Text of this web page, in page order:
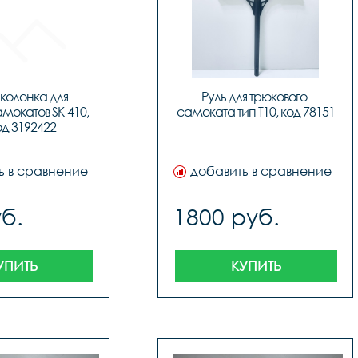
для
SK-410,
3192422
в сравнение
Руль для трюкового
самоката тип T10, код 78151
добавить в сравнение
1800 руб.
КУПИТЬ